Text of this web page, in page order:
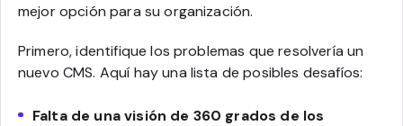
mejor opción para su organización.
Primero, identifique los problemas que resolvería un
nuevo CMS. Aquí hay una lista de posibles desafíos:
Falta de una visión de 360 grados de los